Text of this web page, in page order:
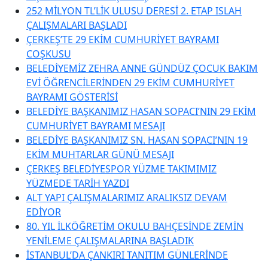
252 MİLYON TL’LİK ULUSU DERESİ 2. ETAP ISLAH
ÇALIŞMALARI BAŞLADI
ÇERKEŞ’TE 29 EKİM CUMHURİYET BAYRAMI
COŞKUSU
BELEDİYEMİZ ZEHRA ANNE GÜNDÜZ ÇOCUK BAKIM
EVİ ÖĞRENCİLERİNDEN 29 EKİM CUMHURİYET
BAYRAMI GÖSTERİSİ
BELEDİYE BAŞKANIMIZ HASAN SOPACI’NIN 29 EKİM
CUMHURİYET BAYRAMI MESAJI
BELEDİYE BAŞKANIMIZ SN. HASAN SOPACI’NIN 19
EKİM MUHTARLAR GÜNÜ MESAJI
ÇERKEŞ BELEDİYESPOR YÜZME TAKIMIMIZ
YÜZMEDE TARİH YAZDI
ALT YAPI ÇALIŞMALARIMIZ ARALIKSIZ DEVAM
EDİYOR
80. YIL İLKÖĞRETİM OKULU BAHÇESİNDE ZEMİN
YENİLEME ÇALIŞMALARINA BAŞLADIK
İSTANBUL’DA ÇANKIRI TANITIM GÜNLERİNDE